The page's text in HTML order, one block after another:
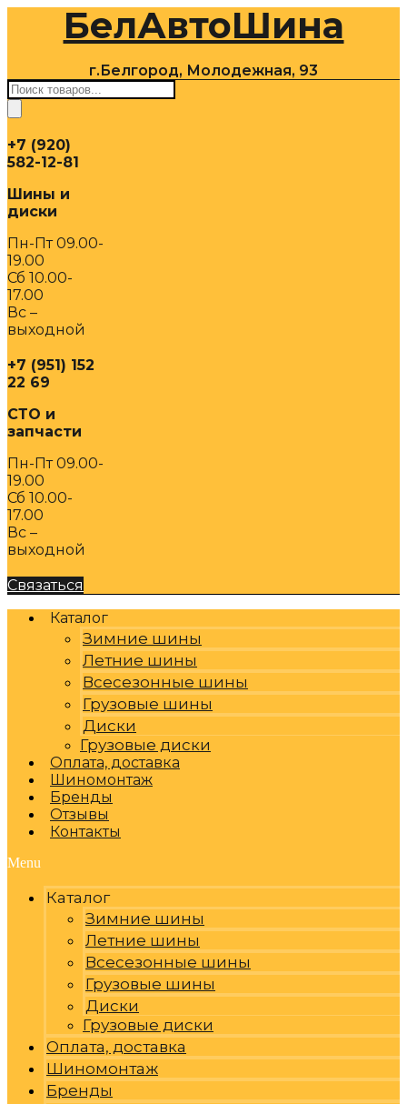
содержимомуБелАвтоШина
г.Белгород, Молодежная, 93
Поиск
товаров
+7 (920)
582-12-81
Шины и
диски
Пн-Пт 09.00-
19.00
Сб 10.00-
17.00
Вс –
выходной
+7 (951) 152
22 69
СТО и
запчасти
Пн-Пт 09.00-
19.00
Сб 10.00-
17.00
Вс –
выходной
Связаться
Каталог
Зимние шины
Летние шины
Всесезонные шины
Грузовые шины
Диски
Грузовые диски
Оплата, доставка
Шиномонтаж
Бренды
Отзывы
Контакты
Menu
Каталог
Зимние шины
Летние шины
Всесезонные шины
Грузовые шины
Диски
Грузовые диски
Оплата, доставка
Шиномонтаж
Бренды